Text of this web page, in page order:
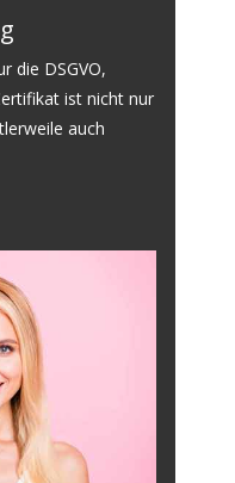
die DSGVO,
ist nicht nur
auch